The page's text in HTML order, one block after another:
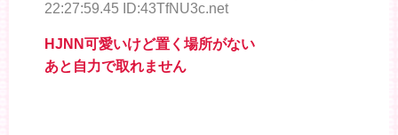
22:27:59.45 ID:43TfNU3c.net
HJNN可愛いけど置く場所がない
あと自力で取れません